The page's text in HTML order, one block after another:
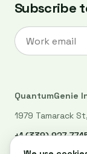
Subscribe
QuantumGenie
1979 Tamarack
+1 (339) 927-